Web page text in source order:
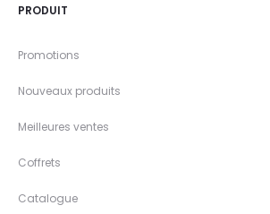
PRODUIT
Promotions
Nouveaux produits
Meilleures ventes
Coffrets
Catalogue